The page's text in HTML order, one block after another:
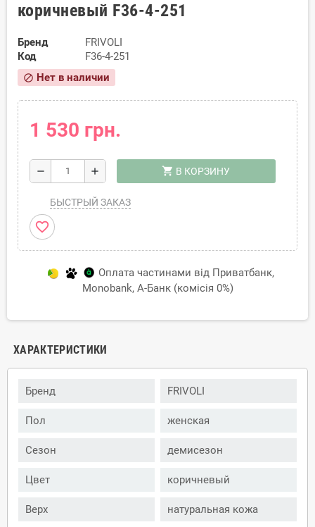
коричневый F36-4-251
Бренд
FRIVOLI
Код
F36-4-251
block Нет в наличии
1 530 грн.
remove add shopping_cart В КОРЗИНУ
БЫСТРЫЙ ЗАКАЗ
favorite_border
Оплата частинами від Приватбанк,
Monobank, А-Банк (комісія 0%)
ХАРАКТЕРИСТИКИ
Бренд FRIVOLI
Пол женская
Сезон демисезон
Цвет коричневый
Верх натуральная кожа